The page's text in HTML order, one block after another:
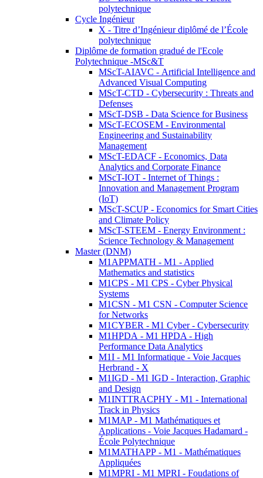
polytechnique
Cycle Ingénieur
X - Titre d’Ingénieur diplômé de l’École
polytechnique
Diplôme de formation gradué de l'Ecole
Polytechnique -MSc&T
MScT-AIAVC - Artificial Intelligence and
Advanced Visual Computing
MScT-CTD - Cybersecurity : Threats and
Defenses
MScT-DSB - Data Science for Business
MScT-ECOSEM - Environmental
Engineering and Sustainability
Management
MScT-EDACF - Economics, Data
Analytics and Corporate Finance
MScT-IOT - Internet of Things :
Innovation and Management Program
(IoT)
MScT-SCUP - Economics for Smart Cities
and Climate Policy
MScT-STEEM - Energy Environment :
Science Technology & Management
Master (DNM)
M1APPMATH - M1 - Applied
Mathematics and statistics
M1CPS - M1 CPS - Cyber Physical
Systems
M1CSN - M1 CSN - Computer Science
for Networks
M1CYBER - M1 Cyber - Cybersecurity
M1HPDA - M1 HPDA - High
Performance Data Analytics
M1I - M1 Informatique - Voie Jacques
Herbrand - X
M1IGD - M1 IGD - Interaction, Graphic
and Design
M1INTTRACPHY - M1 - International
Track in Physics
M1MAP - M1 Mathématiques et
Applications - Voie Jacques Hadamard -
École Polytechnique
M1MATHAPP - M1 - Mathématiques
Appliquées
M1MPRI - M1 MPRI - Foudations of